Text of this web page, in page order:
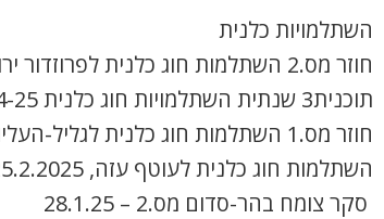
השתלמויות כלנית
חוזר מס.2 השתלמות חוג כלנית לפרוזדור ירושלים , 8.4.2025
תוכנית3 שנתית השתלמויות חוג כלנית 2024-25, תשפ"ה
חוזר מס.1 השתלמות חוג כלנית לגליל-העליון, 3.4.2025
השתלמות חוג כלנית לעוטף עזה, 25.2.2025
סקר צומח בהר-סדום מס.2 – 28.1.25